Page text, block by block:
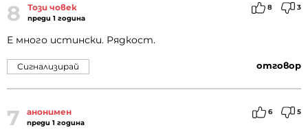
8 Този човек
преди 1 година
8 3
Е много истински. Рядкост.
отговор
Сигнализирай
7 анонимен
преди 1 година
6 5